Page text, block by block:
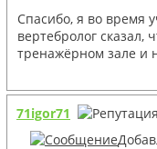
Спасибо, я во время
вертебролог
тренажёрном зале и
71igor71